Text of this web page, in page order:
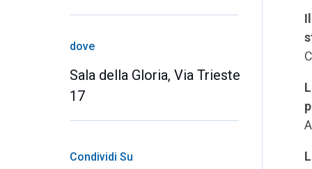
dove
Sala della Gloria, Via Trieste
17
Condividi Su